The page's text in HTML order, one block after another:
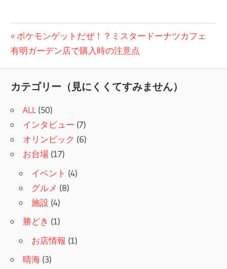
投
稿
ビ
ゲ
ー
シ
ョ
ン
前
の
ポケモンゲットだぜ！？ミスタードーナツカフェ
有明ガーデン店で購入時の注意点
カテゴリー（見にくくてすみません）
ALL (50)
インタビュー (7)
オリンピック (6)
お台場 (17)
イベント (4)
グルメ (8)
施設 (4)
勝どき (1)
お店情報 (1)
晴海 (3)